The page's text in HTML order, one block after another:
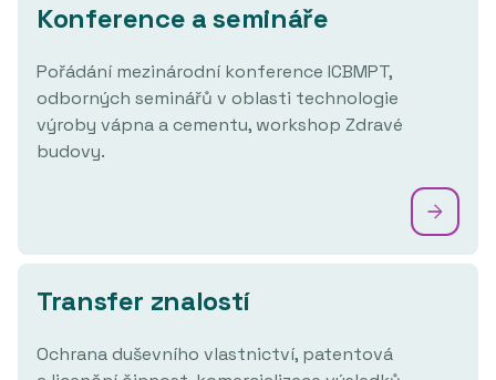
Konference a semináře
Pořádání mezinárodní konference ICBMPT,
odborných seminářů v oblasti technologie
výroby vápna a cementu, workshop Zdravé
budovy.
Transfer znalostí
Ochrana duševního vlastnictví, patentová